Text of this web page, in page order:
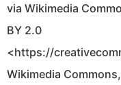
via Wikimedia
BY 2.0
<https://
Wikimedia